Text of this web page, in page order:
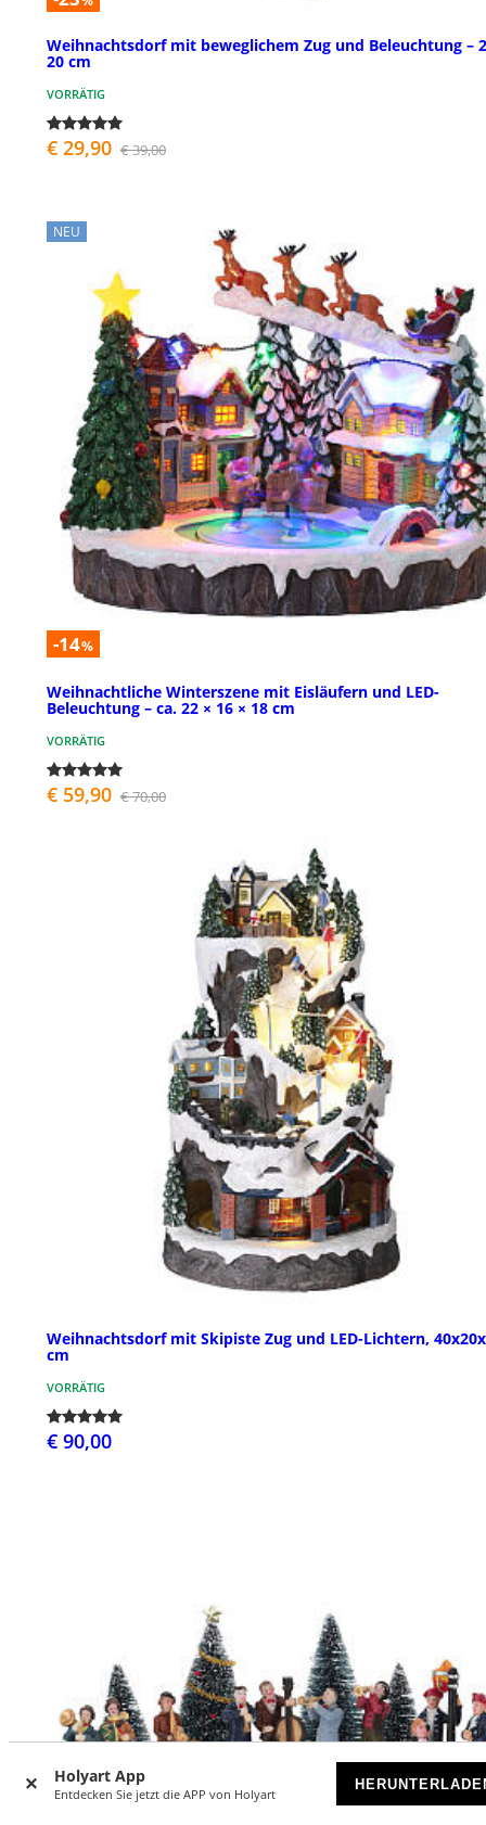
Holyart App
Entdecken Sie jetzt die APP von Holyart
Weihnachtsdorf mit beweglichem Zug und Beleuchtung –
20 cm
VORRÄTIG
€ 29,90 € 39,00
NEU
-14%
Weihnachtliche Winterszene mit Eisläufern und LED-
Beleuchtung – ca. 22 × 16 × 18 cm
VORRÄTIG
€ 59,90 € 70,00
Weihnachtsdorf mit Skipiste Zug und LED-Lichtern,
cm
VORRÄTIG
€ 90,00